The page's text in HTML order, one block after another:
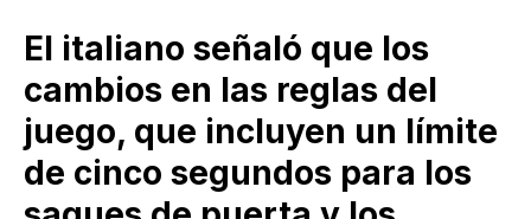
El italiano señaló que los
cambios en las reglas del
juego, que incluyen un límite
de cinco segundos para los